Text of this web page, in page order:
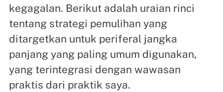
kegagalan. Berikut adalah uraian rinci
tentang strategi pemulihan yang
ditargetkan untuk periferal jangka
panjang yang paling umum digunakan,
yang terintegrasi dengan wawasan
praktis dari praktik saya.